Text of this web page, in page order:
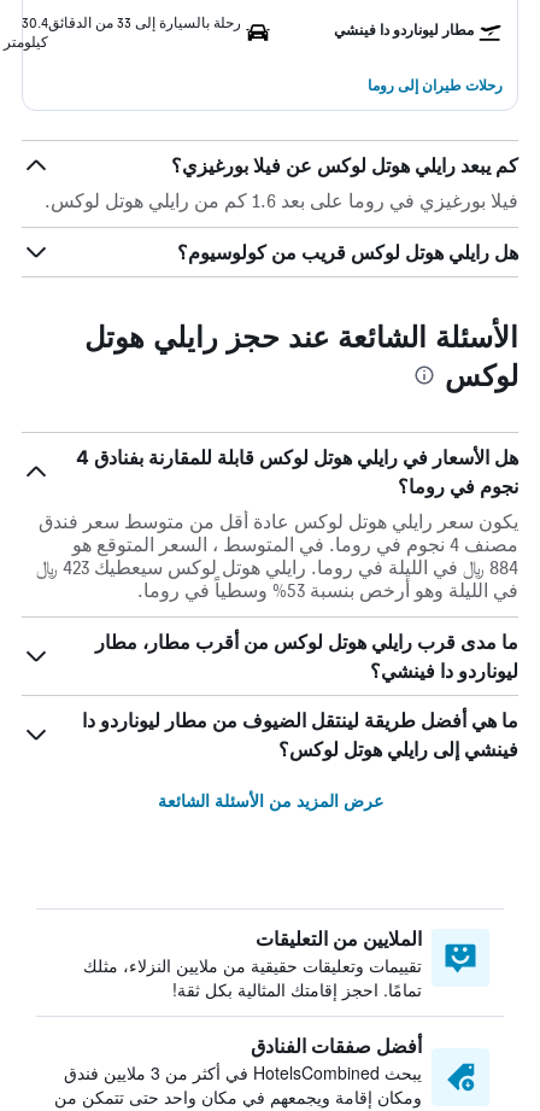
مطار ليوناردو دا فينشي رحلة بالسيارة إلى 33 من الدقائق
30.4
كيلومتر
رحلات طيران إلى روما
كم يبعد رايلي هوتل لوكس عن فيلا بورغيزي؟
فيلا بورغيزي في روما على بعد 1.6 كم من رايلي هوتل لوكس.
هل رايلي هوتل لوكس قريب من كولوسيوم؟
الأسئلة الشائعة عند حجز رايلي هوتل
لوكس
هل الأسعار في رايلي هوتل لوكس قابلة للمقارنة بفنادق 4
نجوم في روما؟
يكون سعر رايلي هوتل لوكس عادة أقل من متوسط ​​سعر فندق
مصنف 4 نجوم في روما. في المتوسط ، السعر المتوقع هو
884 ﷼ في الليلة في روما. رايلي هوتل لوكس سيعطيك 423 ﷼
في الليلة وهو أرخص بنسبة 53% وسطياً في روما.
ما مدى قرب رايلي هوتل لوكس من أقرب مطار، مطار
ليوناردو دا فينشي؟
ما هي أفضل طريقة لينتقل الضيوف من مطار ليوناردو دا
فينشي إلى رايلي هوتل لوكس؟
عرض المزيد من الأسئلة الشائعة
الملايين من التعليقات
تقييمات وتعليقات حقيقية من ملايين النزلاء، مثلك
تمامًا. احجز إقامتك المثالية بكل ثقة!
أفضل صفقات الفنادق
يبحث HotelsCombined في أكثر من 3 ملايين فندق
ومكان إقامة ويجمعهم في مكان واحد حتى تتمكن من